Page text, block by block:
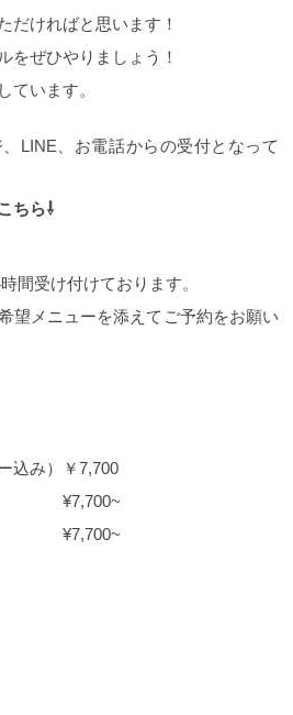
だければと思います！
をぜひやりましょう！
ています。
LINE、お電話からの受付となって
ちら⇩
間受け付けております。
望メニューを添えてご予約をお願い
込み）￥7,700